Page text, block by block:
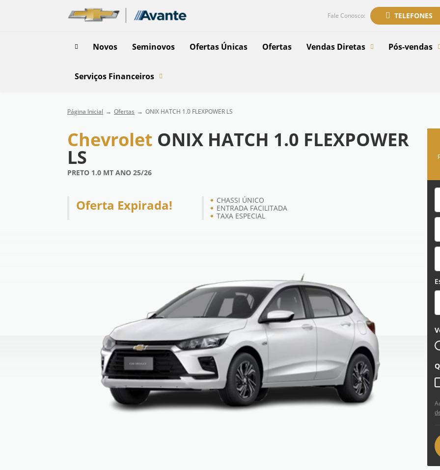
Fale Conosco: TELEFONES
Novos Seminovos Ofertas Únicas Ofertas Vendas Diretas Pós-vendas
Serviços Financeiros
Página Inicial Ofertas ONIX HATCH 1.0 FLEXPOWER LS
Chevrolet ONIX HATCH 1.0 FLEXPOWER
LS
PRETO 1.0 MT ANO 25/26
Oferta Expirada!
CHASSI ÚNICO
ENTRADA FACILITADA
TAXA ESPECIAL